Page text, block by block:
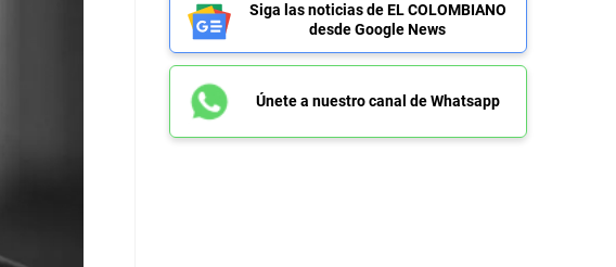
Siga las noticias de EL COLOMBIANO
desde Google News
Únete a nuestro canal de Whatsapp